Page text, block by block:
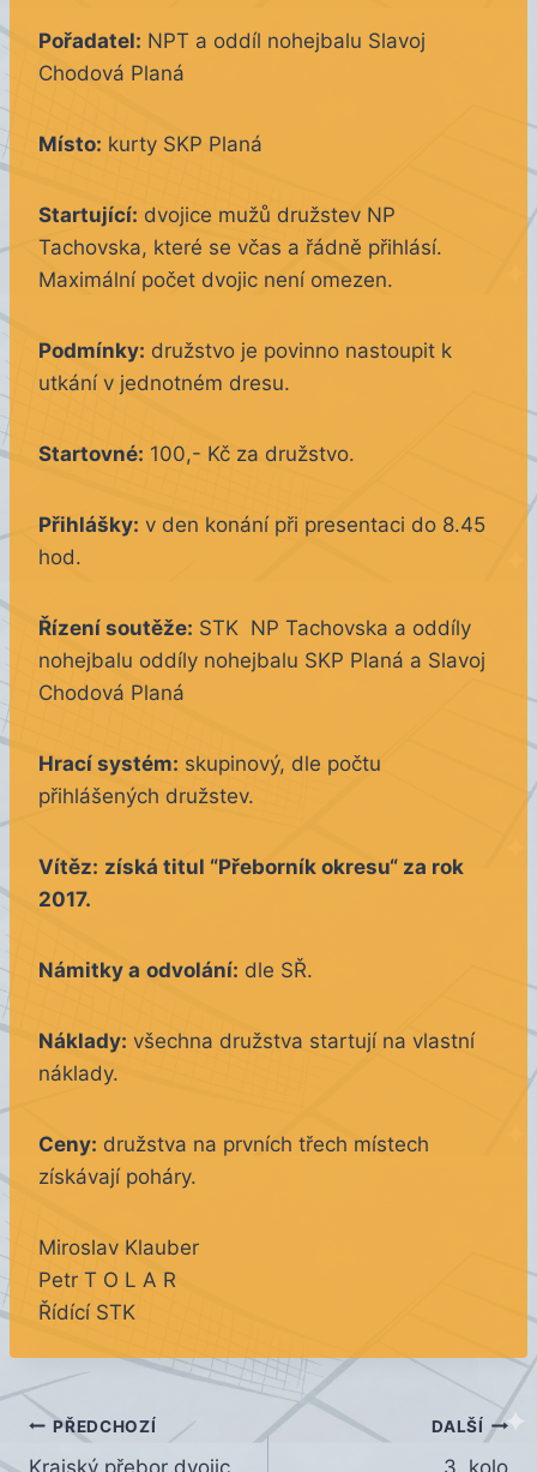
Pořadatel: NPT a oddíl nohejbalu Slavoj
Chodová Planá
Místo: kurty SKP Planá
Startující: dvojice mužů družstev NP
Tachovska, které se včas a řádně přihlásí.
Maximální počet dvojic není omezen.
Podmínky: družstvo je povinno nastoupit k
utkání v jednotném dresu.
Startovné: 100,- Kč za družstvo.
Přihlášky: v den konání při presentaci do 8.45
hod.
Řízení soutěže: STK NP Tachovska a oddíly
nohejbalu oddíly nohejbalu SKP Planá a Slavoj
Chodová Planá
Hrací systém: skupinový, dle počtu
přihlášených družstev.
Vítěz: získá titul “Přeborník okresu“ za rok
2017.
Námitky a odvolání: dle SŘ.
Náklady: všechna družstva startují na vlastní
náklady.
Ceny: družstva na prvních třech místech
získávají poháry.
Miroslav Klauber
Petr T O L A R
Řídící STK
Navigace
PŘEDCHOZÍ DALŠÍ